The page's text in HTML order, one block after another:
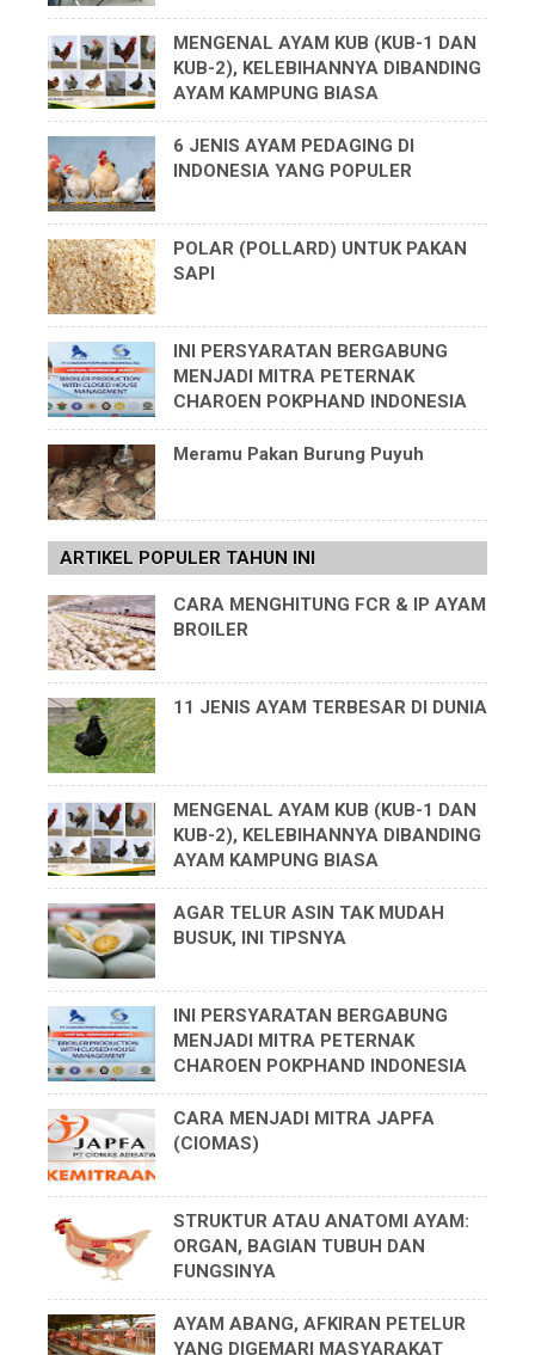
MENGENAL AYAM KUB (KUB-1 DAN
KUB-2), KELEBIHANNYA DIBANDING
AYAM KAMPUNG BIASA
6 JENIS AYAM PEDAGING DI
INDONESIA YANG POPULER
POLAR (POLLARD) UNTUK PAKAN
SAPI
INI PERSYARATAN BERGABUNG
MENJADI MITRA PETERNAK
CHAROEN POKPHAND INDONESIA
Meramu Pakan Burung Puyuh
ARTIKEL POPULER TAHUN INI
CARA MENGHITUNG FCR & IP AYAM
BROILER
11 JENIS AYAM TERBESAR DI DUNIA
MENGENAL AYAM KUB (KUB-1 DAN
KUB-2), KELEBIHANNYA DIBANDING
AYAM KAMPUNG BIASA
AGAR TELUR ASIN TAK MUDAH
BUSUK, INI TIPSNYA
INI PERSYARATAN BERGABUNG
MENJADI MITRA PETERNAK
CHAROEN POKPHAND INDONESIA
CARA MENJADI MITRA JAPFA
(CIOMAS)
STRUKTUR ATAU ANATOMI AYAM:
ORGAN, BAGIAN TUBUH DAN
FUNGSINYA
AYAM ABANG, AFKIRAN PETELUR
YANG DIGEMARI MASYARAKAT